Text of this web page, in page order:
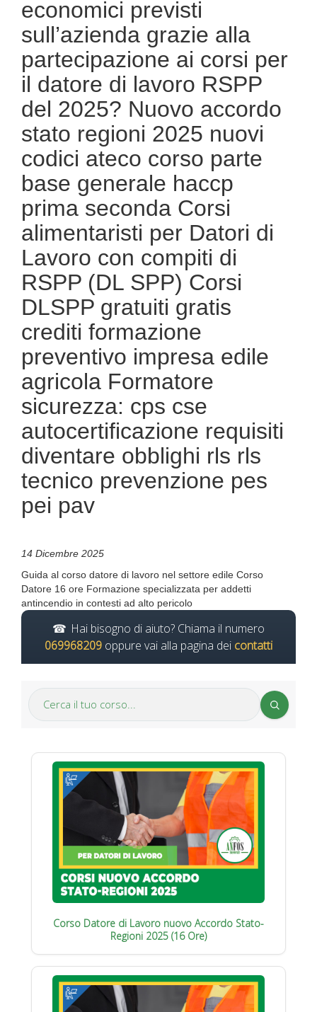
economici previsti
sull’azienda grazie alla
partecipazione ai corsi per
il datore di lavoro RSPP
del 2025? Nuovo accordo
stato regioni 2025 nuovi
codici ateco corso parte
base generale haccp
prima seconda Corsi
alimentaristi per Datori di
Lavoro con compiti di
RSPP (DL SPP) Corsi
DLSPP gratuiti gratis
crediti formazione
preventivo impresa edile
agricola Formatore
sicurezza: cps cse
autocertificazione requisiti
diventare obblighi rls rls
tecnico prevenzione pes
pei pav
14 Dicembre 2025
Guida al corso datore di lavoro nel settore edile Corso
Datore 16 ore Formazione specializzata per addetti
antincendio in contesti ad alto pericolo
Hai bisogno di aiuto? Chiama il numero
069968209 oppure vai alla pagina dei contatti
Corso Datore di Lavoro nuovo Accordo Stato-
Regioni 2025 (16 Ore)